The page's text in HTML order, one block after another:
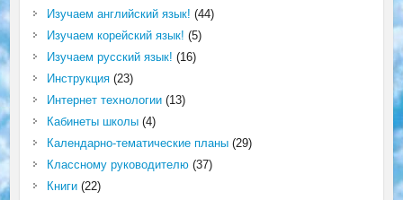
Изучаем английский язык! (44)
Изучаем корейский язык! (5)
Изучаем русский язык! (16)
Инструкция(23)
Интернет технологии(13)
Кабинеты школы(4)
Календарно-тематические планы(29)
Классному руководителю(37)
Книги(22)